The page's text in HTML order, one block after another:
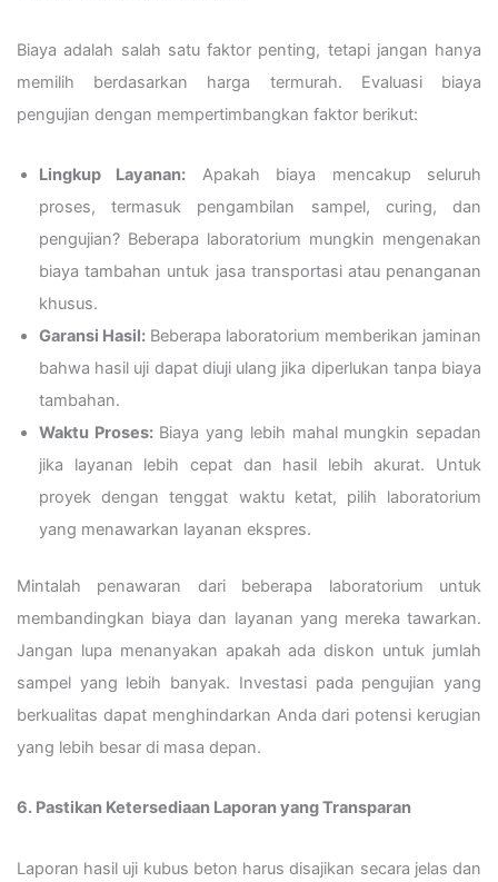
Biaya adalah salah satu faktor penting, tetapi jangan hanya
memilih berdasarkan harga termurah. Evaluasi biaya
pengujian dengan mempertimbangkan faktor berikut:
Lingkup Layanan: Apakah biaya mencakup seluruh
proses, termasuk pengambilan sampel, curing, dan
pengujian? Beberapa laboratorium mungkin mengenakan
biaya tambahan untuk jasa transportasi atau penanganan
khusus.
Garansi Hasil: Beberapa laboratorium memberikan jaminan
bahwa hasil uji dapat diuji ulang jika diperlukan tanpa biaya
tambahan.
Waktu Proses:Biaya yang lebih mahal mungkin sepadan
jika layanan lebih cepat dan hasil lebih akurat. Untuk
proyek dengan tenggat waktu ketat, pilih laboratorium
yang menawarkan layanan ekspres.
Mintalah penawaran dari beberapa laboratorium untuk
membandingkan biaya dan layanan yang mereka tawarkan.
Jangan lupa menanyakan apakah ada diskon untuk jumlah
sampel yang lebih banyak. Investasi pada pengujian yang
berkualitas dapat menghindarkan Anda dari potensi kerugian
yang lebih besar di masa depan.
6. Pastikan Ketersediaan Laporan yang Transparan
Laporan hasil uji kubus beton harus disajikan secara jelas dan